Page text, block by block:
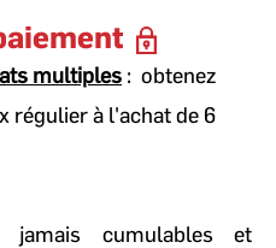
multiples : obtenez
régulier à l'achat de 6
cumulables et